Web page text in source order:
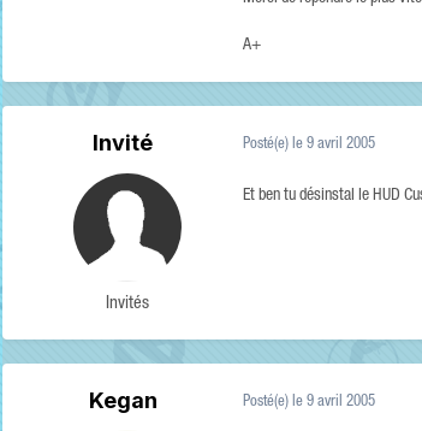
A+
Invité
Invités
Posté(e) le 9 avril 2005
Et ben tu désinstal le HUD
Kegan Posté(e) le 9 avril 2005